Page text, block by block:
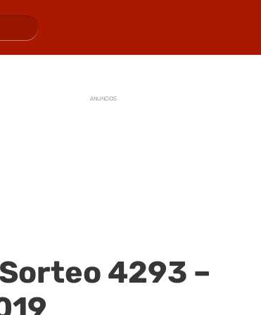
ANUNCIOS
4293 –